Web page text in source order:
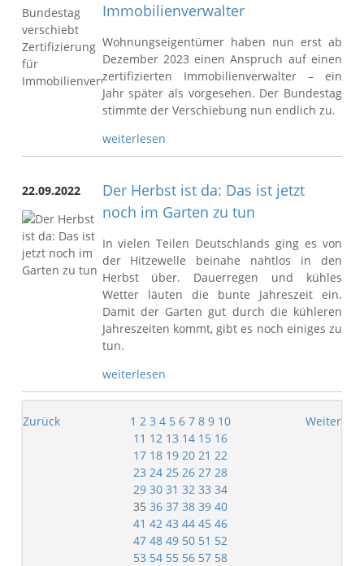
Immobilienverwalter
Wohnungseigentümer haben nun erst ab
Dezember 2023 einen Anspruch auf einen
zertifizierten Immobilienverwalter – ein
Jahr später als vorgesehen. Der Bundestag
stimmte der Verschiebung nun endlich zu.
weiterlesen
22.09.2022
Der Herbst ist da: Das ist jetzt
noch im Garten zu tun
In vielen Teilen Deutschlands ging es von
der Hitzewelle beinahe nahtlos in den
Herbst über. Dauerregen und kühles
Wetter läuten die bunte Jahreszeit ein.
Damit der Garten gut durch die kühleren
Jahreszeiten kommt, gibt es noch einiges zu
tun.
weiterlesen
Zurück 1 2 3 4 5 6 7 8 9 10
11 12 13 14 15 16
17 18 19 20 21 22
23 24 25 26 27 28
29 30 31 32 33 34
3536 37 38 39 40
41 42 43 44 45 46
47 48 49 50 51 52
53 54 55 56 57 58
Weiter